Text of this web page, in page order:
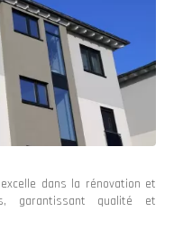
dans la rénovation et
garantissant qualité et